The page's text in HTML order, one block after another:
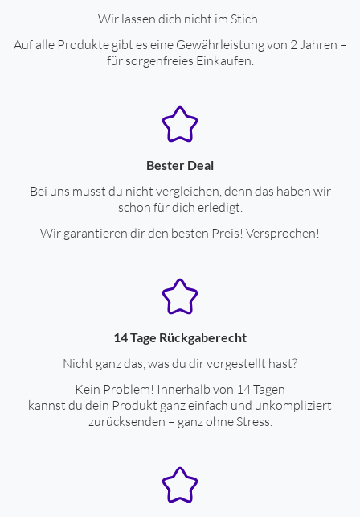
Wir lassen dich nicht im Stich!
Auf alle Produkte gibt es eine Gewährleistung von 2 Jahren –
für sorgenfreies Einkaufen.
Bester Deal
Bei uns musst du nicht vergleichen, denn das haben wir
schon für dich erledigt.
Wir garantieren dir den besten Preis! Versprochen!
14 Tage Rückgaberecht
Nicht ganz das, was du dir vorgestellt hast?
Kein Problem! Innerhalb von 14 Tagen
kannst du dein Produkt ganz einfach und unkompliziert
zurücksenden – ganz ohne Stress.